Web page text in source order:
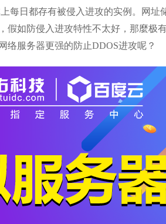
每日都存有被侵入进攻的实例。网址
假如防侵入进攻特性不太好，那麼极
络服务器更强的防止DDOS进攻呢？